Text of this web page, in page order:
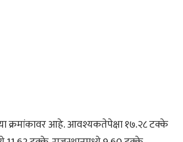
क्रमांकावर आहे. आवश्यकतेपेक्षा १७.२८ टक्के